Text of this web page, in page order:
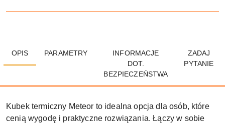
OPIS PARAMETRY
INFORMACJE
DOT.
BEZPIECZEŃSTWA
ZADAJ
PYTANIE
Kubek termiczny Meteor to idealna opcja dla osób, które
cenią wygodę i praktyczne rozwiązania. Łączy w sobie